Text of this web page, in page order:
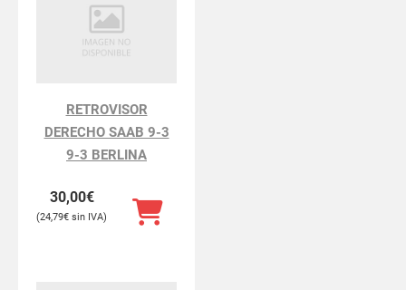
RETROVISOR
DERECHO SAAB 9-3
9-3 BERLINA
30,00€
24,79€